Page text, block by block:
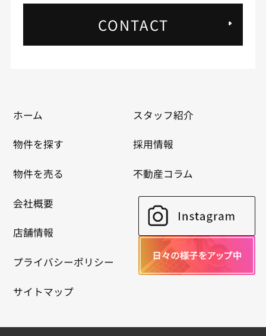
CONTACT
ホーム
物件を探す
物件を売る
会社概要
店舗情報
プライバシーポリシー
サイトマップ
スタッフ紹介
採用情報
不動産コラム